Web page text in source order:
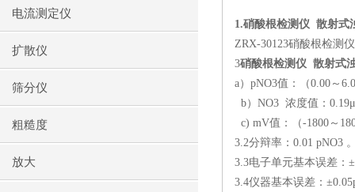
电流测定仪
扩散仪
筛分仪
粗糙度
放大
1.硝酸根检测仪 散射式
ZRX-30123硝酸根检测
3硝酸根检测仪 散射式
a） pNO3值：（0.00 ～
b） NO3 浓度值： 0.19μ
c) mV值：（-1800 ～
3.2分辩率： 0.01 pNO3
3.3电子单元基本误差：±
3.4仪器基本误差：±